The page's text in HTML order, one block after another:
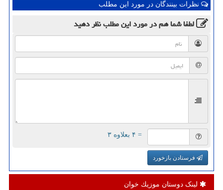
نظرات بینندگان در مورد این مطلب
لطفا شما همدر مورد این مطلبنظر دهید
= ۴ بعلاوه ۳
فرستادن بازخورد
لینک دوستان موزیك خوان